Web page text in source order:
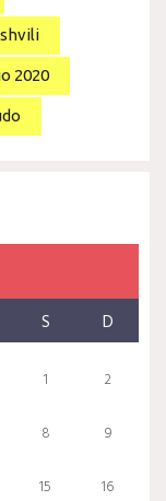
2020
S D
1 2
8 9
15 16